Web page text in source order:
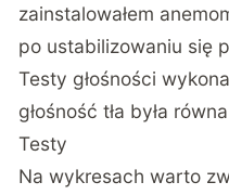
zainstalowałem
po ustabilizowaniu się
Testy głośności
głośność tła była
Testy
Na wykresach warto